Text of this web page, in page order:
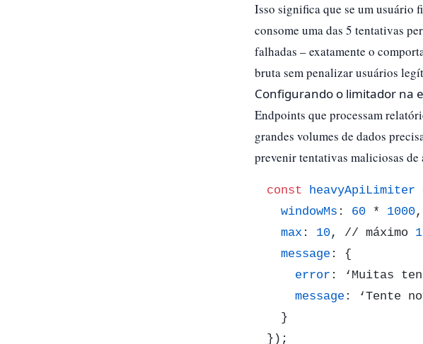
Isso significa que se um usuário
consome uma das 5 tentativas
falhadas – exatamente o
bruta sem penalizar usuários
Configurando o limitador na
Endpoints que processam
grandes volumes de dados
prevenir tentativas maliciosas de
const heavyApiLimiter
windowMs : 60 * 1000
max : 10, // máximo
message : {
error : ‘Muitas
message : ‘Tente
});